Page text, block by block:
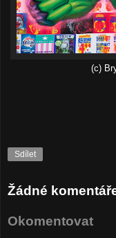
(c)
Sdílet
Žádné
Okomentovat